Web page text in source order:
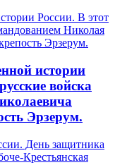
истории
войска
Эрзерум.